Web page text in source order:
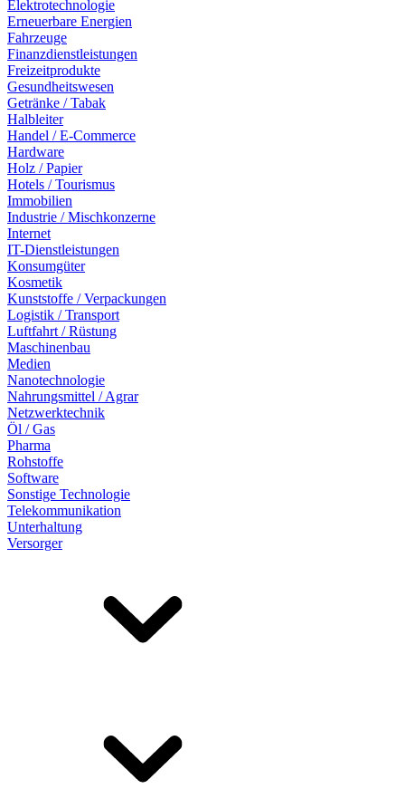
Elektrotechnologie
Erneuerbare Energien
Fahrzeuge
Finanzdienstleistungen
Freizeitprodukte
Gesundheitswesen
Getränke / Tabak
Halbleiter
Handel / E-Commerce
Hardware
Holz / Papier
Hotels / Tourismus
Immobilien
Industrie / Mischkonzerne
Internet
IT-Dienstleistungen
Konsumgüter
Kosmetik
Kunststoffe / Verpackungen
Logistik / Transport
Luftfahrt / Rüstung
Maschinenbau
Medien
Nanotechnologie
Nahrungsmittel / Agrar
Netzwerktechnik
Öl / Gas
Pharma
Rohstoffe
Software
Sonstige Technologie
Telekommunikation
Unterhaltung
Versorger